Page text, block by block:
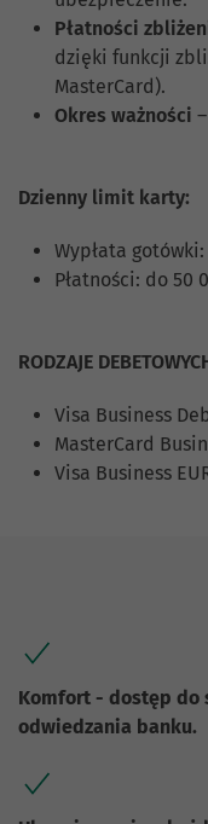
Płatności
dzięki funkcji
MasterCard).
Okres ważności
Dzienny limit karty:
Wypłata gotówki:
Płatności: do 50
RODZAJE
Visa Business
MasterCard
Visa Business
Komfort - dostęp do
odwiedzania banku.